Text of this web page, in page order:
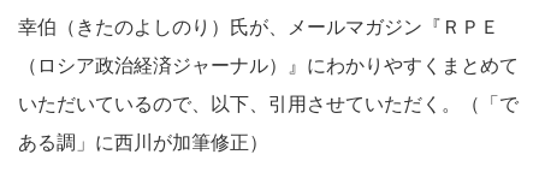
幸伯（きたのよしのり）氏が、メールマガジン『ＲＰＥ
（ロシア政治経済ジャーナル）』にわかりやすくまとめて
いただいているので、以下、引用させていただく。（「で
ある調」に西川が加筆修正）